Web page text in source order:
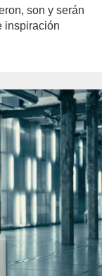
son y serán
inspiración